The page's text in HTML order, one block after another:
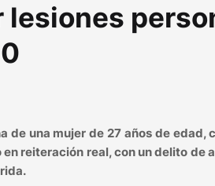
lesiones
de una mujer de 27 años de
reiteración real, con un delito de